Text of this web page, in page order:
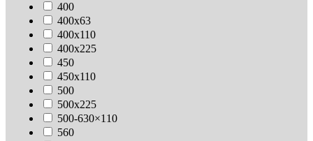
400
400х63
400х110
400х225
450
450х110
500
500х225
500-630×110
560